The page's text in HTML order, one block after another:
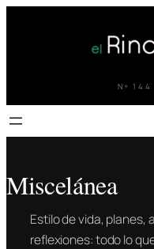
Nº 144
Miscelánea
Estilo de vida, planes,
reflexiones: todo lo